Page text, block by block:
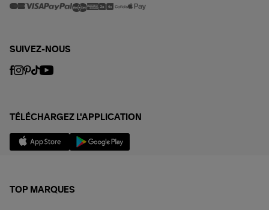
SUIVEZ-NOUS
TÉLÉCHARGEZ L'APPLICATION
TOP MARQUES